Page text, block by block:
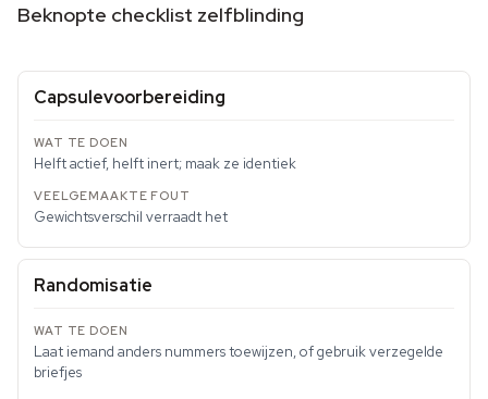
Beknopte checklist zelfblinding
Capsulevoorbereiding
Helft actief, helft inert; maak ze identiek
Gewichtsverschil verraadt het
Randomisatie
Laat iemand anders nummers toewijzen, of gebruik verzegelde
briefjes